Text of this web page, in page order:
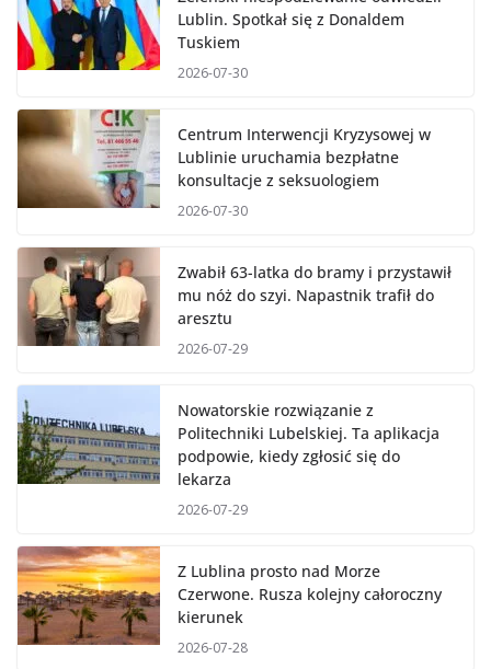
Lublin. Spotkał się z Donaldem
Tuskiem
2026-07-30
Centrum Interwencji Kryzysowej w
Lublinie uruchamia bezpłatne
konsultacje z seksuologiem
2026-07-30
Zwabił 63-latka do bramy i przystawił
mu nóż do szyi. Napastnik trafił do
aresztu
2026-07-29
Nowatorskie rozwiązanie z
Politechniki Lubelskiej. Ta aplikacja
podpowie, kiedy zgłosić się do
lekarza
2026-07-29
Z Lublina prosto nad Morze
Czerwone. Rusza kolejny całoroczny
kierunek
2026-07-28